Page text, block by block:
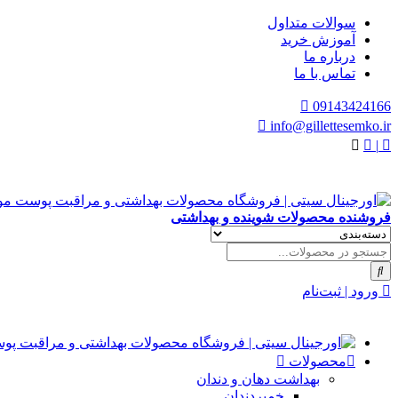
سوالات متداول
آموزش خرید
درباره ما
تماس با ما
09143424166
info@gillettesemko.ir
|
فروشنده محصولات شوینده و بهداشتی
ورود | ثبت‌نام
محصولات
بهداشت دهان و دندان